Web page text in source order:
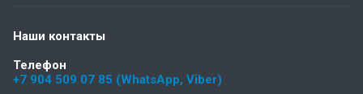
Наши контакты
Телефон
+7 904 509 07 85 (WhatsApp, Viber)